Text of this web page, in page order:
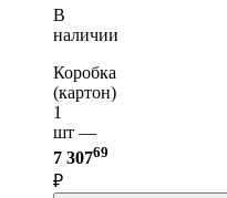
В
наличии
Коробка
(картон)
1
шт —
7 30769
₽